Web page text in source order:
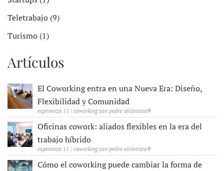
Teletrabajo (9)
Turismo (1)
Artículos
El Coworking entra en una Nueva Era: Diseño,
Flexibilidad y Comunidad
esperanza 11 | coworking san pedro alcántara®
Oficinas cowork: aliados flexibles en la era del
trabajo híbrido
esperanza 11 | coworking san pedro alcántara®
Cómo el coworking puede cambiar la forma de